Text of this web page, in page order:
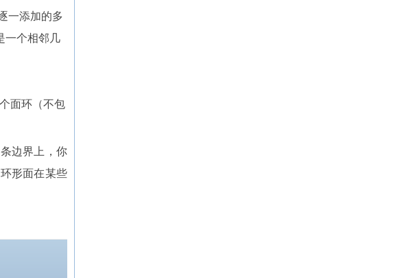
一添加的多
一个相邻几
面环（不包
边界上，你
形面在某些